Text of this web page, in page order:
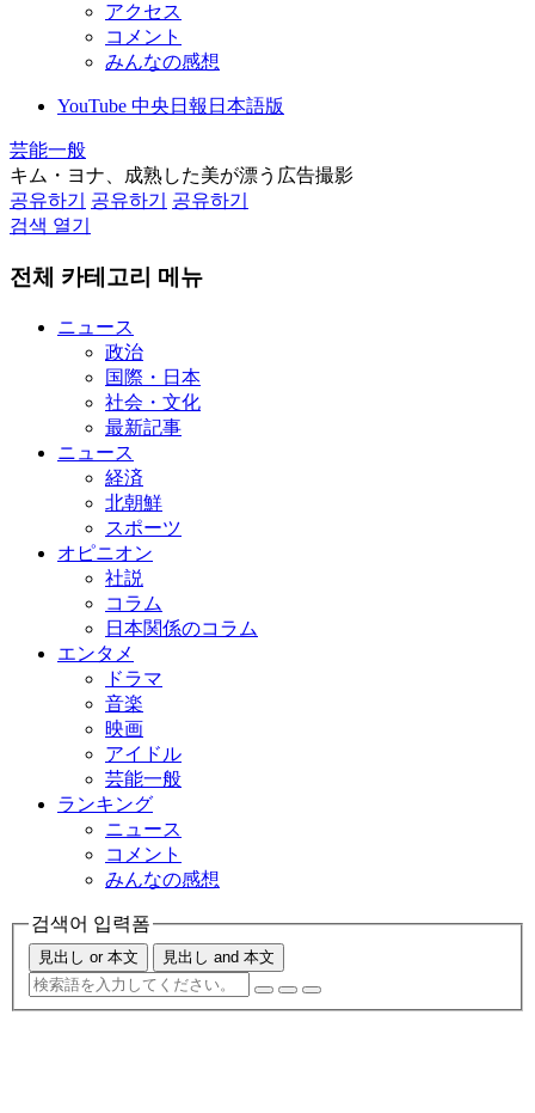
アクセス
コメント
みんなの感想
YouTube 中央日報日本語版
芸能一般
キム・ヨナ、成熟した美が漂う広告撮影
공유하기
공유하기
공유하기
검색 열기
전체 카테고리 메뉴
ニュース
政治
国際・日本
社会・文化
最新記事
ニュース
経済
北朝鮮
スポーツ
オピニオン
社説
コラム
日本関係のコラム
エンタメ
ドラマ
音楽
映画
アイドル
芸能一般
ランキング
ニュース
コメント
みんなの感想
검색어 입력폼
見出し or 本文 見出し and 本文